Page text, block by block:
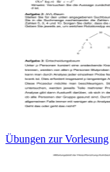
Übungen zur Vorlesung